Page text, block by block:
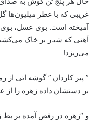
غریبی که با عطر میلیون‌ها
آمیخته است. بوی عسل، بوی
آهنی که شیار بر خاک
می‌ریزد!
” پیر کاردان ” گوشه ائی از
بر دستشان داده زهره را
و “زهره در رقص آمده بر